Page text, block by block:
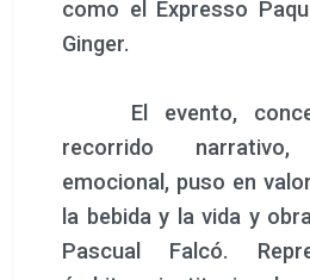
mientras que
fallero valoraron
espíritu de fiesta y la
define nuestras
profesionales de la
parte, coincidieron
potencial del